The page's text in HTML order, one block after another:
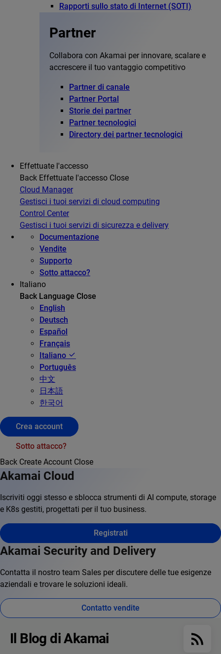
Rapporti sullo stato di Internet (SOTI)
Partner
Collabora con Akamai per innovare, scalare e
accrescere il tuo vantaggio competitivo
Partner di canale
Partner Portal
Storie dei partner
Partner tecnologici
Directory dei partner tecnologici
Effettuate l'accesso
Back Effettuate l'accesso Close
Cloud Manager
Gestisci i tuoi servizi di cloud computing
Control Center
Gestisci i tuoi servizi di sicurezza e delivery
Documentazione
Vendite
Supporto
Sotto attacco?
Italiano
Back Language Close
English
Deutsch
Español
Français
Italiano
Português
中文
日本語
한국어
Crea account
Sotto attacco?
Back Create Account Close
Akamai Cloud
Iscriviti oggi stesso e sblocca strumenti di AI compute, storage
e K8s gestiti, progettati per il tuo business.
Registrati
Akamai Security and Delivery
Contatta il nostro team Sales per discutere delle tue esigenze
aziendali e trovare le soluzioni ideali.
Contatto vendite
Il Blog di Akamai